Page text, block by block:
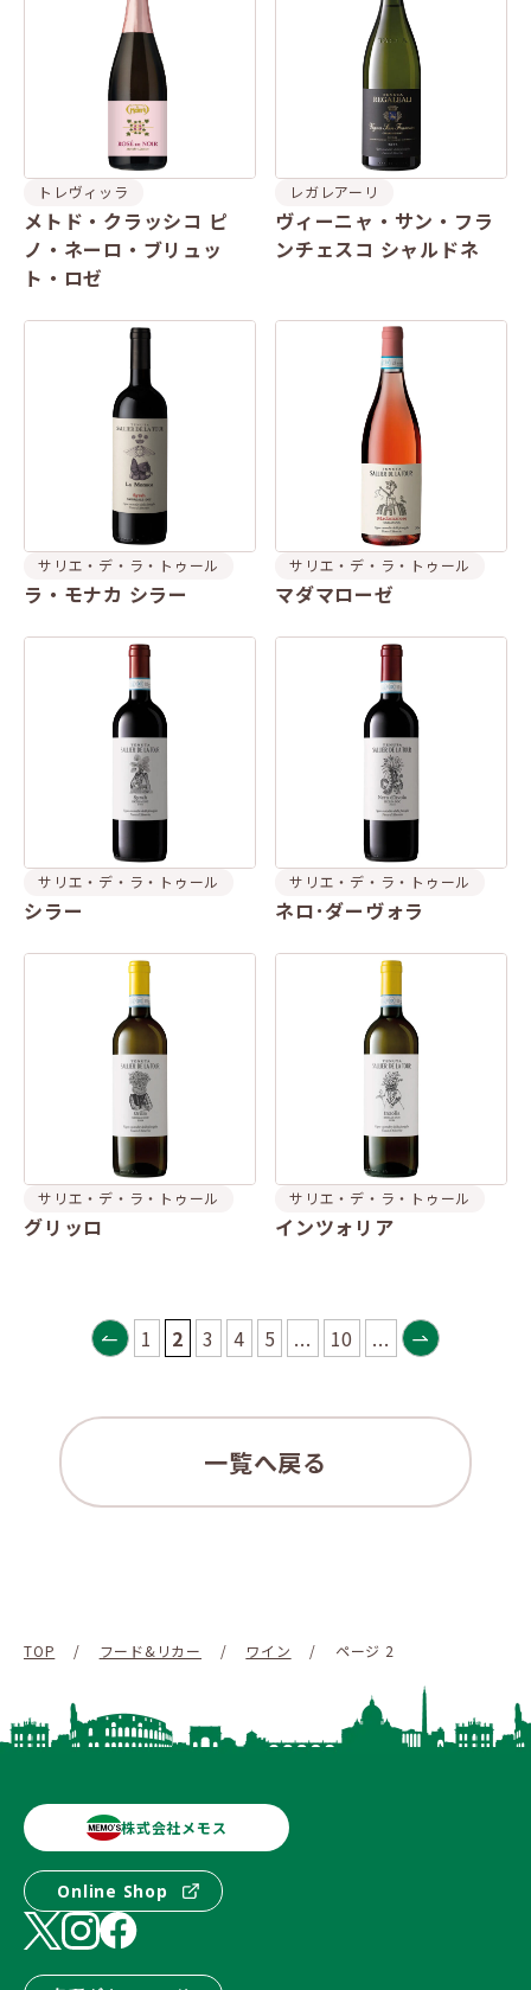
トレヴィッラ
メトド・クラッシコ ピ
ノ・ネーロ・ブリュッ
ト・ロゼ
レガレアーリ
ヴィーニャ・サン・フラ
ンチェスコ シャルドネ
サリエ・デ・ラ・トゥール
ラ・モナカ シラー
サリエ・デ・ラ・トゥール
マダマローゼ
サリエ・デ・ラ・トゥール
シラー
サリエ・デ・ラ・トゥール
ネロ･ダーヴォラ
サリエ・デ・ラ・トゥール
グリッロ
サリエ・デ・ラ・トゥール
インツォリア
1 2 3 4 5 ... 10 ...
一覧へ戻る
TOP / フード&リカー / ワイン / ページ 2
株式会社メモス
Online Shop